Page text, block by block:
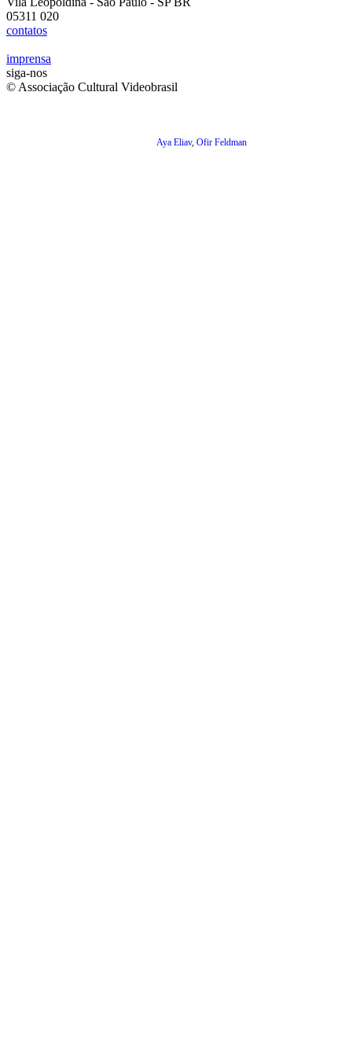
Aya Eliav, Ofir Feldman
05311 020
contatos
imprensa
siga-nos
© Associação Cultural Videobrasil